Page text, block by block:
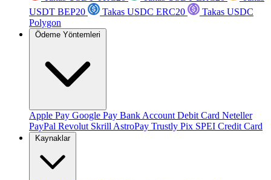
USDT BEP20
Takas USDC ERC20
Takas USDC
Polygon
Ödeme Yöntemleri
Apple Pay Google Pay Bank Account Debit Card Neteller
PayPal Revolut Skrill AstroPay Trustly Pix SPEI Credit Card
Kaynaklar